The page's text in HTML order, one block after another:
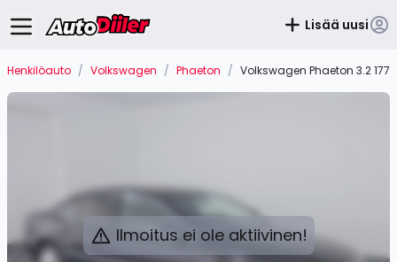
Lisää uusi
Henkilöauto / Volkswagen / Phaeton / Volkswagen Phaeton 3.2
Ilmoitus ei ole aktiivinen!